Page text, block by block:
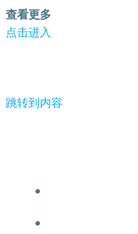
查看更多
点击进入
跳转到内容